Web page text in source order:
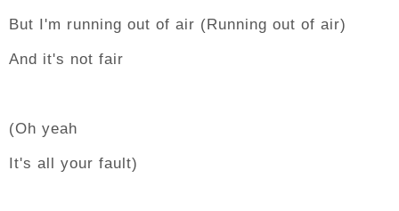
But I'm running out of air (Running out of air)
And it's not fair
(Oh yeah
It's all your fault)